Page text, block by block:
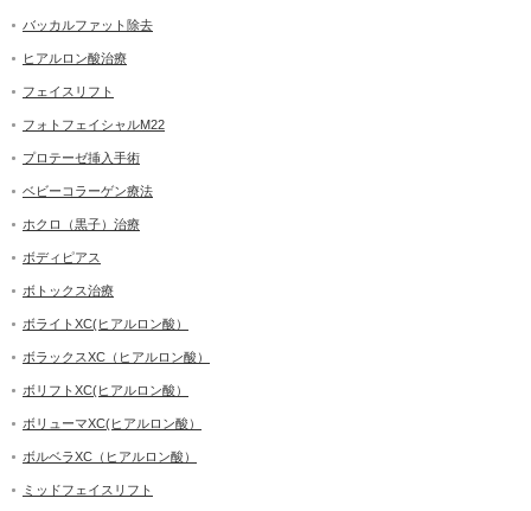
バッカルファット除去
ヒアルロン酸治療
フェイスリフト
フォトフェイシャルM22
プロテーゼ挿入手術
ベビーコラーゲン療法
ホクロ（黒子）治療
ボディピアス
ボトックス治療
ボライトXC(ヒアルロン酸）
ボラックスXC（ヒアルロン酸）
ボリフトXC(ヒアルロン酸）
ボリューマXC(ヒアルロン酸）
ボルベラXC（ヒアルロン酸）
ミッドフェイスリフト